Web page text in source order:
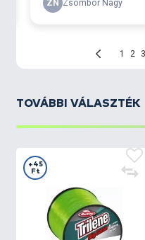
TOVÁBBI VÁLASZTÉK
+45
Ft